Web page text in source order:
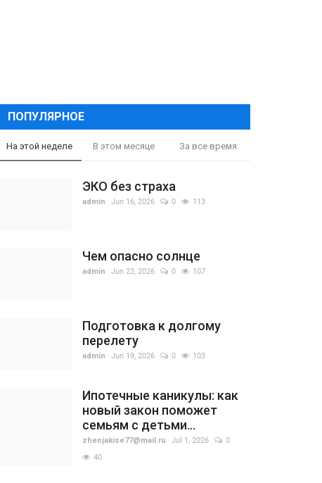
ПОПУЛЯРНОЕ
На этой неделе В этом месяце За все время
ЭКО без страха
admin Jun 16, 2026 0 113
Чем опасно солнце
admin Jun 23, 2026 0 107
Подготовка к долгому
перелету
admin Jun 19, 2026 0 103
Ипотечные каникулы: как
новый закон поможет
семьям с детьми...
zhenjakise77@mail.ru Jul 1, 2026
0
40